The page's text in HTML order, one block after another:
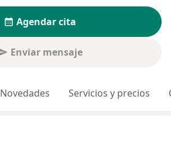
Agendar cita
Enviar mensaje
Novedades Servicios y precios